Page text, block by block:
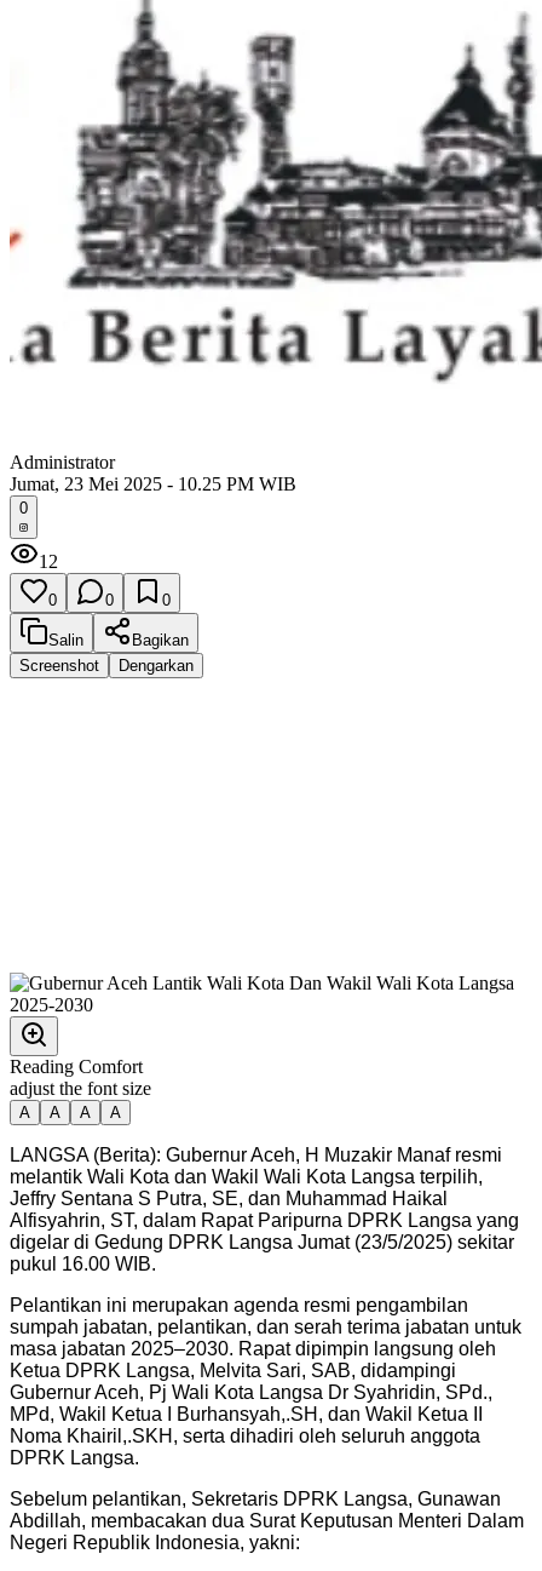
Administrator
Jumat, 23 Mei 2025 - 10.25 PM WIB
0
12
0 0 0
Salin
Bagikan
Screenshot
Dengarkan
Reading Comfort
adjust the font size
A A A A
LANGSA (Berita): Gubernur Aceh, H Muzakir Manaf resmi
melantik Wali Kota dan Wakil Wali Kota Langsa terpilih,
Jeffry Sentana S Putra, SE, dan Muhammad Haikal
Alfisyahrin, ST, dalam Rapat Paripurna DPRK Langsa yang
digelar di Gedung DPRK Langsa Jumat (23/5/2025) sekitar
pukul 16.00 WIB.
Pelantikan ini merupakan agenda resmi pengambilan
sumpah jabatan, pelantikan, dan serah terima jabatan untuk
masa jabatan 2025–2030. Rapat dipimpin langsung oleh
Ketua DPRK Langsa, Melvita Sari, SAB, didampingi
Gubernur Aceh, Pj Wali Kota Langsa Dr Syahridin, SPd.,
MPd, Wakil Ketua I Burhansyah,.SH, dan Wakil Ketua II
Noma Khairil,.SKH, serta dihadiri oleh seluruh anggota
DPRK Langsa.
Sebelum pelantikan, Sekretaris DPRK Langsa, Gunawan
Abdillah, membacakan dua Surat Keputusan Menteri Dalam
Negeri Republik Indonesia, yakni: